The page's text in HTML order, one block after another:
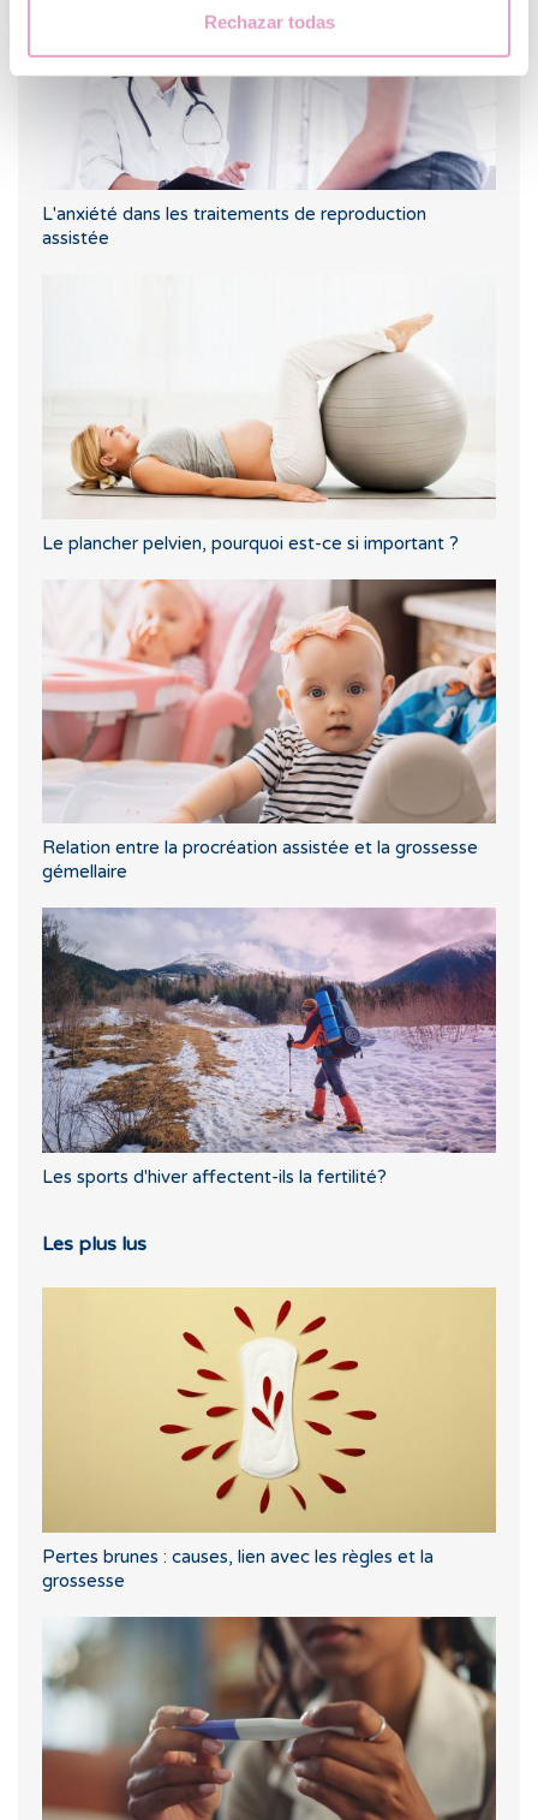
Rechazar todas
L'anxiété dans les traitements de reproduction
assistée
Le plancher pelvien, pourquoi est-ce si important ?
Relation entre la procréation assistée et la grossesse
gémellaire
Les sports d'hiver affectent-ils la fertilité?
Les plus lus
Pertes brunes : causes, lien avec les règles et la
grossesse